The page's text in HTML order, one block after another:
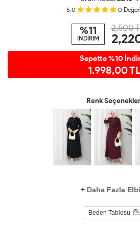
5.0 0
%11
İNDİRİM
2,500
Sepette %10
1.998,00
Renk
+ Daha Fazla
Beden Tablosu